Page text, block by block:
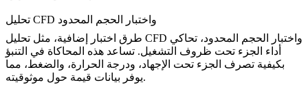
تحليل CFD واختبار الحجم المحدود
طرق اختبار إضافية، مثل تحليل CFD و اختبار الحجم المحدود، تحاكي
أداء الجزء تحت ظروف التشغيل. تساعد هذه المحاكاة في التنبؤ
بكيفية تصرف الجزء تحت الإجهاد، ودرجة الحرارة، والضغط، مما
يوفر بيانات قيمة حول موثوقيته.